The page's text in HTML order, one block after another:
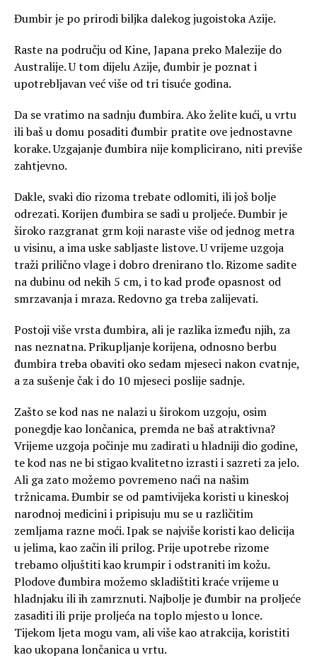
Đumbir je po prirodi biljka dalekog jugoistoka Azije.
Raste na području od Kine, Japana preko Malezije do
Australije. U tom dijelu Azije, đumbir je poznat i
upotrebljavan već više od tri tisuće godina.
Da se vratimo na sadnju đumbira. Ako želite kući, u vrtu
ili baš u domu posaditi đumbir pratite ove jednostavne
korake. Uzgajanje đumbira nije komplicirano, niti previše
zahtjevno.
Dakle, svaki dio rizoma trebate odlomiti, ili još bolje
odrezati. Korijen đumbira se sadi u proljeće. Đumbir je
široko razgranat grm koji naraste više od jednog metra
u visinu, a ima uske sabljaste listove. U vrijeme uzgoja
traži prilično vlage i dobro drenirano tlo. Rizome sadite
na dubinu od nekih 5 cm, i to kad prođe opasnost od
smrzavanja i mraza. Redovno ga treba zalijevati.
Postoji više vrsta đumbira, ali je razlika između njih, za
nas neznatna. Prikupljanje korijena, odnosno berbu
đumbira treba obaviti oko sedam mjeseci nakon cvatnje,
a za sušenje čak i do 10 mjeseci poslije sadnje.
Zašto se kod nas ne nalazi u širokom uzgoju, osim
ponegdje kao lončanica, premda ne baš atraktivna?
Vrijeme uzgoja počinje mu zadirati u hladniji dio godine,
te kod nas ne bi stigao kvalitetno izrasti i sazreti za jelo.
Ali ga zato možemo povremeno naći na našim
tržnicama. Đumbir se od pamtivijeka koristi u kineskoj
narodnoj medicini i pripisuju mu se u različitim
zemljama razne moći. Ipak se najviše koristi kao delicija
u jelima, kao začin ili prilog. Prije upotrebe rizome
trebamo oljuštiti kao krumpir i odstraniti im kožu.
Plodove đumbira možemo skladištiti kraće vrijeme u
hladnjaku ili ih zamrznuti. Najbolje je đumbir na proljeće
zasaditi ili prije proljeća na toplo mjesto u lonce.
Tijekom ljeta mogu vam, ali više kao atrakcija, koristiti
kao ukopana lončanica u vrtu.